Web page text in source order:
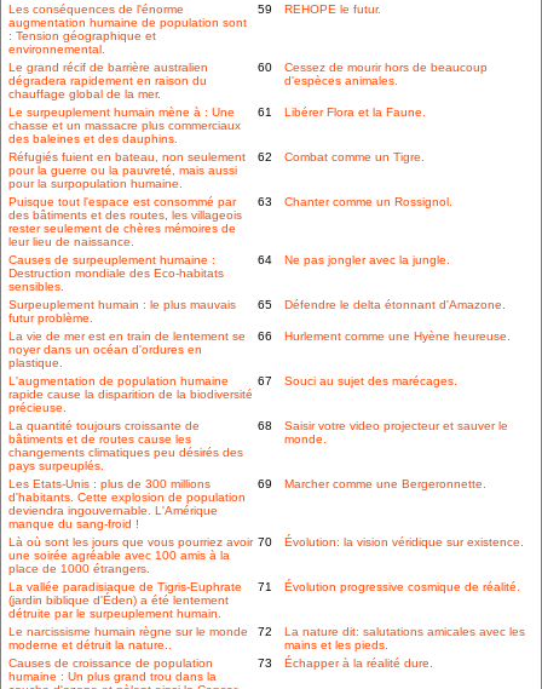
Les conséquences de l'énorme
augmentation humaine de population sont
: Tension géographique et
environnemental.
59 REHOPE le futur.
Le grand récif de barrière australien
dégradera rapidement en raison du
chauffage global de la mer.
60
Cessez de mourir hors de beaucoup
d'espèces animales.
Le surpeuplement humain mène à : Une
chasse et un massacre plus commerciaux
des baleines et des dauphins.
61 Libérer Flora et la Faune.
Réfugiés fuient en bateau, non seulement
pour la guerre ou la pauvreté, mais aussi
pour la surpopulation humaine.
62 Combat comme un Tigre.
Puisque tout l'espace est consommé par
des bâtiments et des routes, les villageois
rester seulement de chères mémoires de
leur lieu de naissance.
63 Chanter comme un Rossignol.
Causes de surpeuplement humaine :
Destruction mondiale des Eco-habitats
sensibles.
64 Ne pas jongler avec la jungle.
Surpeuplement humain : le plus mauvais
futur problème.
65 Défendre le delta étonnant d'Amazone.
La vie de mer est en train de lentement se
noyer dans un océan d'ordures en
plastique.
66 Hurlement comme une Hyène heureuse.
L'augmentation de population humaine
rapide cause la disparition de la biodiversité
précieuse.
67 Souci au sujet des marécages.
La quantité toujours croissante de
bâtiments et de routes cause les
changements climatiques peu désirés des
pays surpeuplés.
68
Saisir votre video projecteur et sauver le
monde.
Les Etats-Unis : plus de 300 millions
d'habitants. Cette explosion de population
deviendra ingouvernable. L'Amérique
manque du sang-froid !
69 Marcher comme une Bergeronnette.
Là où sont les jours que vous pourriez avoir
une soirée agréable avec 100 amis à la
place de 1000 étrangers.
70 Évolution: la vision véridique sur existence.
La vallée paradisiaque de Tigris-Euphrate
(jardin biblique d'Éden) a été lentement
détruite par le surpeuplement humain.
71 Évolution progressive cosmique de réalité.
Le narcissisme humain règne sur le monde
moderne et détruit la nature..
72
La nature dit: salutations amicales avec les
mains et les pieds.
Causes de croissance de population
humaine : Un plus grand trou dans la
73 Échapper à la réalité dure.